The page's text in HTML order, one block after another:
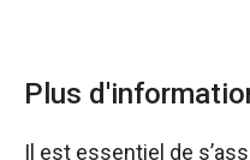
Plus
Il est essentiel de